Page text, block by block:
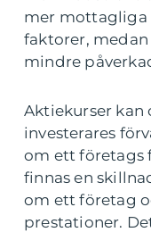
mer mottagliga
faktorer,
mindre
Aktiekurser kan
investerares
om ett företags
finnas en
om ett företag
prestationer.